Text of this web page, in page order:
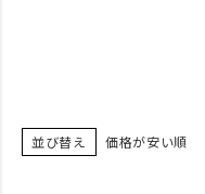
並び替え 価格が安い順